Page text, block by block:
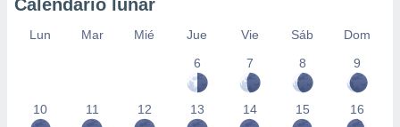
Calendario lunar
Lun Mar Mié Jue Vie Sáb
Dom
6
7 8 9
10 11 12 13 14 15 16